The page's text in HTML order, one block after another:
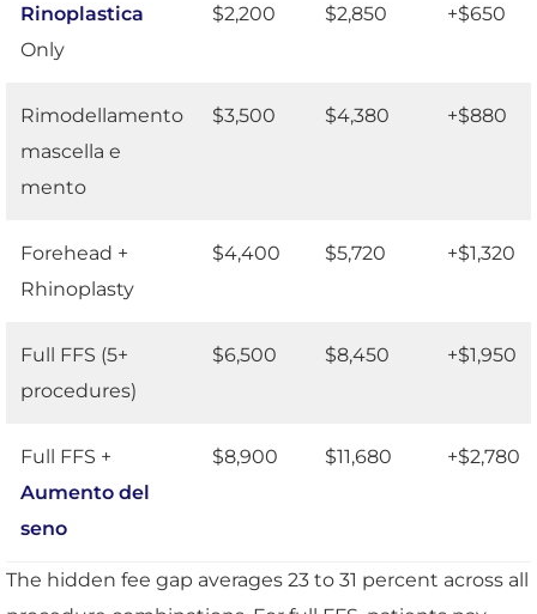
Rinoplastica
Only
$2,200 $2,850 +$650
Rimodellamento
mascella e
mento
$3,500 $4,380 +$880
Forehead +
Rhinoplasty
$4,400 $5,720 +$1,320
Full FFS (5+
procedures)
$6,500 $8,450 +$1,950
Full FFS +
Aumento del
seno
$8,900 $11,680 +$2,780
The hidden fee gap averages 23 to 31 percent across all